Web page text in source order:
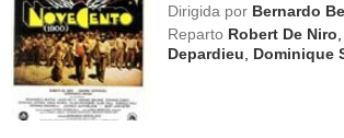
Dirigida por Bernardo
Reparto Robert De Niro
Depardieu
Dominique